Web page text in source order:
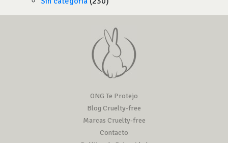
ONG Te Protejo
Blog Cruelty-free
Marcas Cruelty-free
Contacto